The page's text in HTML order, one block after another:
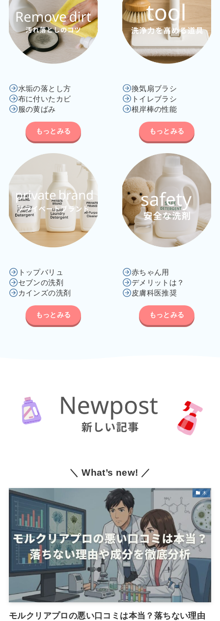
水垢の落とし方
布に付いたカビ
服の黄ばみ
もっとみる
換気扇ブラシ
トイレブラシ
根岸棒の性能
もっとみる
トップバリュ
セブンの洗剤
カインズの洗剤
もっとみる
赤ちゃん用
デメリットは？
皮膚科医推奨
もっとみる
＼ What’s new! ／
木
モルクリアプロの悪い口コミは本当？落ちない理由